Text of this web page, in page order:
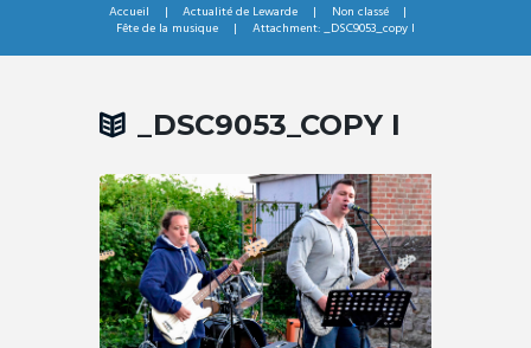
Accueil Actualité de Lewarde
Non classé
Fête de la musique
Attachment: _DSC9053_copy I
_DSC9053_COPY I